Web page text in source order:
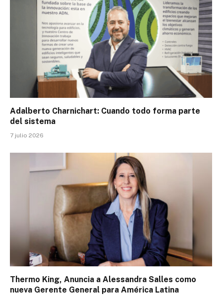
Adalberto Charnichart: Cuando todo forma parte
del sistema
7 julio 2026
Thermo King, Anuncia a Alessandra Salles como
nueva Gerente General para América Latina